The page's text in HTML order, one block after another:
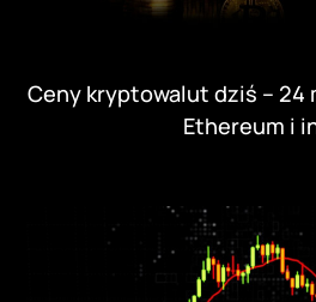
Ceny kryptowalut dziś – 24
Ethereum i